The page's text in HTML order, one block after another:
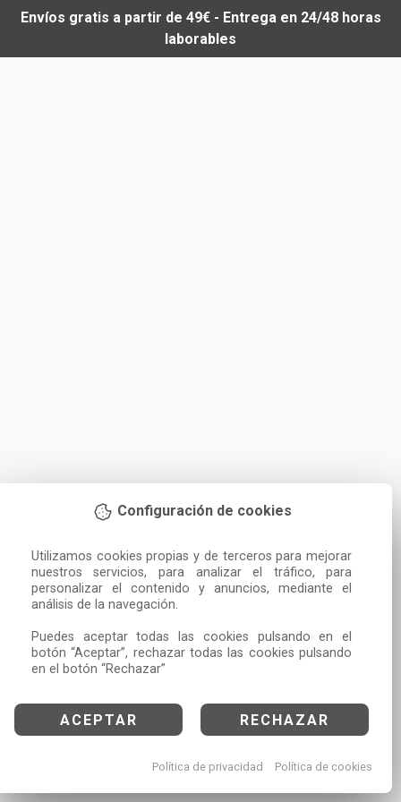
Configuración de cookies
Utilizamos cookies propias y de terceros para mejorar
nuestros servicios, para analizar el tráfico, para
personalizar el contenido y anuncios, mediante el
análisis de la navegación.
Puedes aceptar todas las cookies pulsando en el
botón “Aceptar”, rechazar todas las cookies pulsando
en el botón “Rechazar”
ACEPTAR RECHAZAR
Política de privacidad Política de cookies
Envíos gratis a partir de 49€ - Entrega en 24/48 horas
laborables